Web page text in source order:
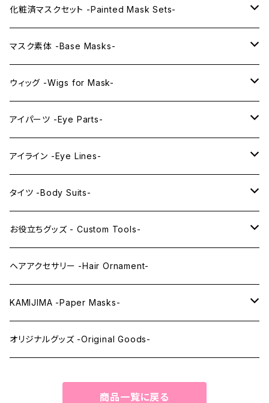
KAWAII PREMIUM Mask & Wig Sets
プレミアムマスク素体-Premium base masks-
プレミアムウィッグ -Premium Wigs-
プレミアムレンズアイ -Premium Lens eye-
化粧済マスクセット -Painted Mask Sets-
KAWAII EX series
KAWAII series
IDOL series
PRINCESS series
KAWAII Little series
マスク素体 -Base Masks-
アニメマスク -Anime Masks-
ドールマスク -Doll Masks-
ウィッグ -Wigs for Mask-
ロング -Long-
ミドル -Middle-
アイパーツ -Eye Parts-
レンズアイ -Lens Eyes-
レンズアイ
レンズアイEX
クリスタルアイ -Crystal Eyes-
アイライン -Eye Lines-
アイラインステッカー -Eye Line Stickers-
まゆ毛 -Eyebrows-
まつ毛 -Eyelash-
タイツ -Body Suits-
全身タイツ -Full Body Suits-
上半身タイツ -Upper Body Suits-
お役立ちグッズ - Custom Tools-
カスタム用品 -Custom Tools-
ウィッグメンテナンス -Wig Maintenance-
ヘアアクセサリー -Hair Ornament-
KAMIJIMA -Paper Masks-
ペーパーマスク -Paper Masks-
オリジナルグッズ -Original Goods-
商品一覧に戻る